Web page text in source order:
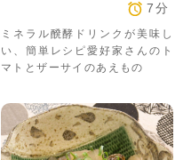
7分
ミネラル醗酵ドリンクが美味し
い、簡単レシピ愛好家さんのト
マトとザーサイのあえもの